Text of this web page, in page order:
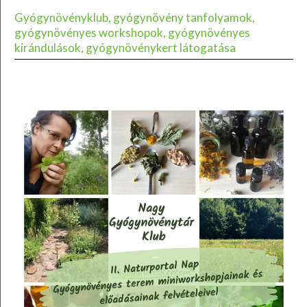
Gyógynövényklub, gyógynövény tanfolyamok,
gyógynövényes workshopok, gyógynövényes
kirándulások, gyógynövénykert látogatása